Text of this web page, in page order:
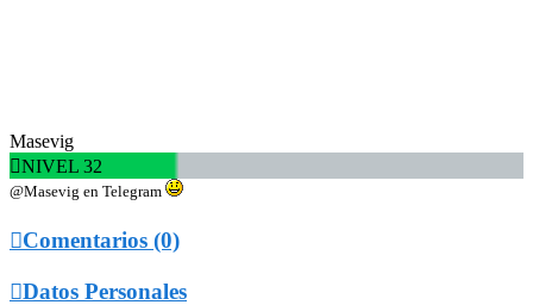
Masevig
NIVEL 32
@Masevig en Telegram
Comentarios (0)
Datos Personales